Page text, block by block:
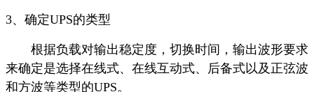
3、确定UPS的类型
根据负载对输出稳定度，切换时间，输出波形要求
来确定是选择在线式、在线互动式、后备式以及正弦波
和方波等类型的UPS。